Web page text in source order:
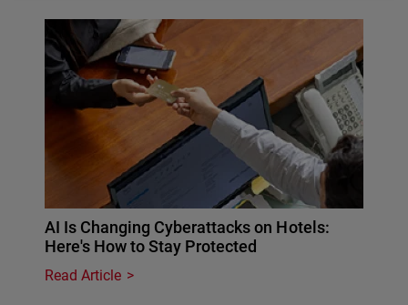
AI Is Changing Cyberattacks on Hotels:
Here's How to Stay Protected
Read Article